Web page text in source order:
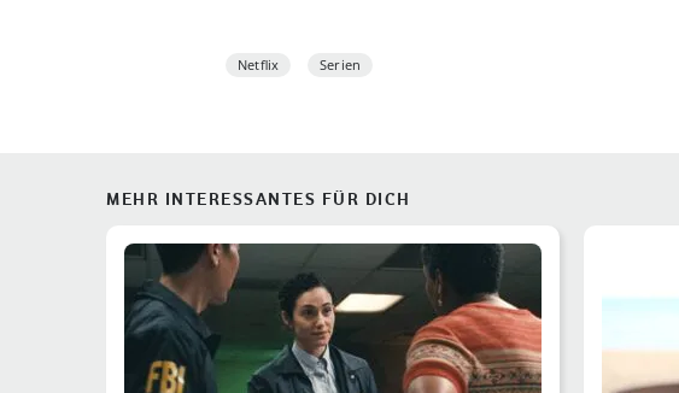
Netflix Serien
MEHR INTERESSANTES FÜR DICH